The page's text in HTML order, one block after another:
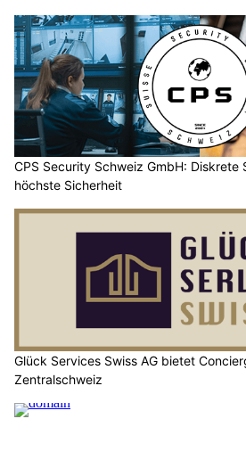
CPS Security Schweiz GmbH:
höchste Sicherheit
Glück Services Swiss AG bietet
Zentralschweiz